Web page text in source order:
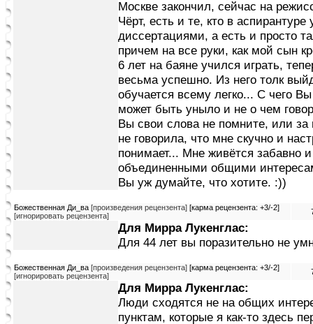
Москве закончил, сейчас на
Чёрт, есть и те, кто в
диссертациями, а есть и просто
причем на все руки, как мой сын
6 лет на баяне учился играть,
весьма успешно. Из него толк
обучается всему легко... С чего
может быть уныло и не о чем
Вы свои слова не помните, или за
не говорила, что мне скучно и
понимает... Мне живётся забавно
объединенными общими
Вы уж думайте, что хотите. :))
Божественная Ди_ва [произведения рецензента] [карма рецензента: +3/-2]
[игнорировать рецензента]
Для Мирра Лукенглас:
Для 44 лет вы поразительно не
Божественная Ди_ва [произведения рецензента] [карма рецензента: +3/-2]
[игнорировать рецензента]
Для Мирра Лукенглас:
Люди сходятся не на общих
пунктам, которые я как-то здесь